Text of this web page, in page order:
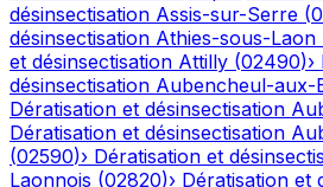
désinsectisation Assis-sur-Serre (
désinsectisation Athies-sous-Laon
et désinsectisation Attilly (02490)›
désinsectisation Aubencheul-aux-
Dératisation et désinsectisation
Dératisation et désinsectisation
(02590)› Dératisation et
Laonnois (02820)› Dératisation et